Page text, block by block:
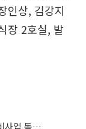
인상, 김강지
장 2호실, 발
"완성된 인프라에 몰린다"⋯청약 시장 '정비사업 독주' 42배 격차